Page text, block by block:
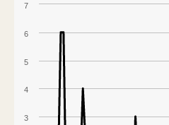
3
4
5
6
7